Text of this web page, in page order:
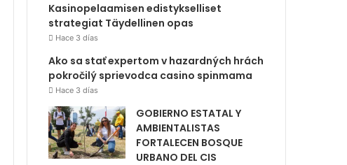
Kasinopelaamisen edistykselliset
strategiat Täydellinen opas
Hace 3 días
Ako sa stať expertom v hazardných hrách
pokročilý sprievodca casino spinmama
Hace 3 días
GOBIERNO ESTATAL Y
AMBIENTALISTAS
FORTALECEN BOSQUE
URBANO DEL CIS